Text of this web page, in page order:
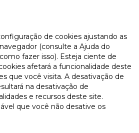
de cookies ajustando as
(consulte a Ajuda do
fazer isso). Esteja ciente de
afetará a funcionalidade deste
que você visita. A desativação de
na desativação de
e recursos deste site.
que você não desative os